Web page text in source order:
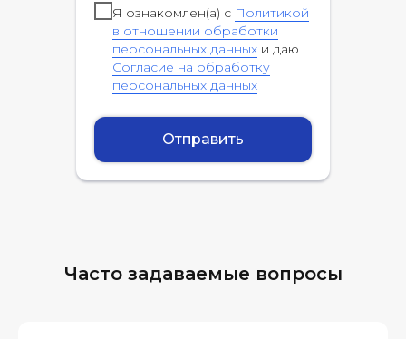
Я ознакомлен(а) с Политикой
в отношении обработки
персональных данных и даю
Согласие на обработку
персональных данных
Отправить
Часто задаваемые вопросы